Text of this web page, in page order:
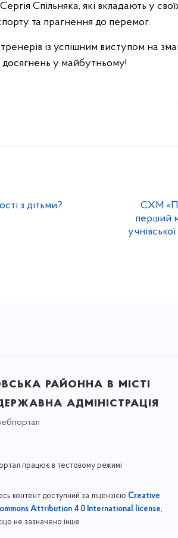
Спільняка, які вкладають у
та прагнення до перемог.
тренерів із успішним виступом на
досягнень у майбутньому!
з дітьми?
СХМ
перший
районна в місті
адміністрація
працює в тестовому режимі
контент доступний за ліцензією Creative
Attribution 4.0 International license,
не зазначено інше